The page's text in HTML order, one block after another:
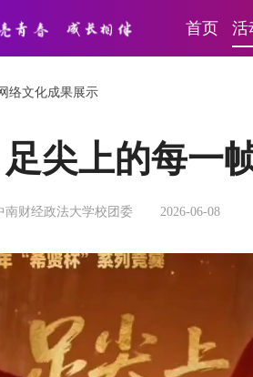
首页 活
络文化成果展示
尖上的每一
南财经政法大学校团委 2026-06-08